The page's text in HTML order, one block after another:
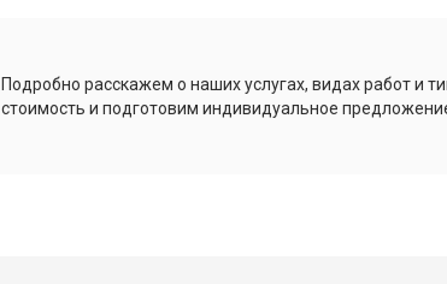
Подробно расскажем о наших услугах, видах работ и
стоимость и подготовим индивидуальное